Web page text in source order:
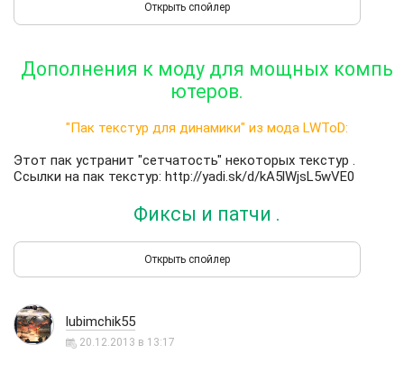
Дополнения к моду для мощных компь
ютеров.
"Пак текстур для динамики" из мода LWToD:
Этот пак устранит "сетчатость" некоторых текстур .
Ссылки на пак текстур: http://yadi.sk/d/kA5lWjsL5wVE0
Фиксы и патчи .
lubimchik55
20.12.2013 в 13:17